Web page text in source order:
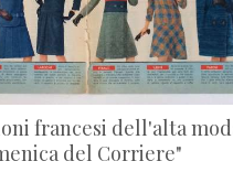
francesi dell'alta
del Corriere"